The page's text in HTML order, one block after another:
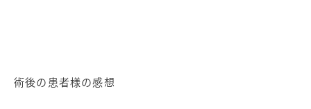
術後の患者様の感想